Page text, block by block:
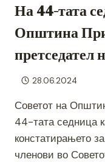
На 44-тата
Општина
претседател
28.06.2024
Советот на
44-тата седница
констатирањето
членови во